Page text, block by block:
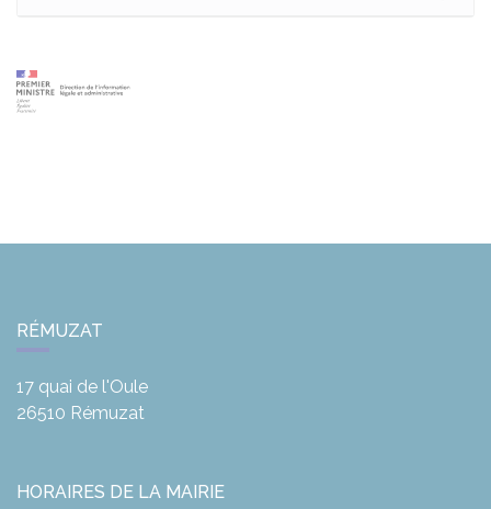
RÉMUZAT
17 quai de l'Oule
26510 Rémuzat
HORAIRES DE LA MAIRIE